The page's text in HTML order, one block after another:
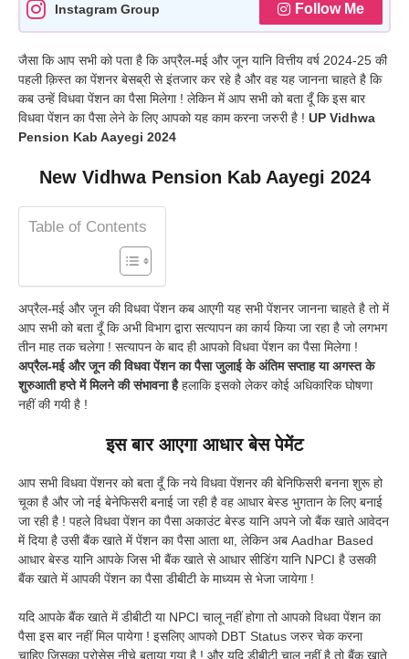
Instagram Group Follow Me
जैसा कि आप सभी को पता है कि अप्रैल-मई और जून यानि वित्तीय वर्ष 2024-25 की
पहली क़िस्त का पेंशनर बेसब्री से इंतजार कर रहे है और वह यह जानना चाहते है कि
कब उन्हें विधवा पेंशन का पैसा मिलेगा ! लेकिन में आप सभी को बता दूँ कि इस बार
विधवा पेंशन का पैसा लेने के लिए आपको यह काम करना जरुरी है ! UP Vidhwa
Pension Kab Aayegi 2024
New Vidhwa Pension Kab Aayegi 2024
Table of Contents
अप्रैल-मई और जून की विधवा पेंशन कब आएगी यह सभी पेंशनर जानना चाहते है तो में
आप सभी को बता दूँ कि अभी विभाग द्वारा सत्यापन का कार्य किया जा रहा है जो लगभग
तीन माह तक चलेगा ! सत्यापन के बाद ही आपको विधवा पेंशन का पैसा मिलेगा !
अप्रैल-मई और जून की विधवा पेंशन का पैसा जुलाई के अंतिम सप्ताह या अगस्त के
शुरुआती हप्ते में मिलने की संभावना हैहलाकि इसको लेकर कोई अधिकारिक घोषणा
नहीं की गयी है !
इस बार आएगा आधार बेस पेमेंट
आप सभी विधवा पेंशनर को बता दूँ कि नये विधवा पेंशनर की बेनिफिसरी बनना शुरू हो
चूका है और जो नई बेनेफिसरी बनाई जा रही है वह आधार बेस्ड भुगतान के लिए बनाई
जा रही है ! पहले विधवा पेंशन का पैसा अकाउंट बेस्ड यानि अपने जो बैंक खाते आवेदन
में दिया है उसी बैंक खाते में पेंशन का पैसा आता था, लेकिन अब Aadhar Based
आधार बेस्ड यानि आपके जिस भी बैंक खाते से आधार सीडिंग यानि NPCI है उसकी
बैंक खाते में आपकी पेंशन का पैसा डीबीटी के माध्यम से भेजा जायेगा !
यदि आपके बैंक खाते में डीबीटी या NPCI चालू नहीं होगा तो आपको विधवा पेंशन का
पैसा इस बार नहीं मिल पायेगा ! इसलिए आपको DBT Status जरुर चेक करना
चाहिए जिसका प्रोसेस नीचे बताया गया है ! और यदि डीबीटी चालू नहीं है तो बैंक खाते